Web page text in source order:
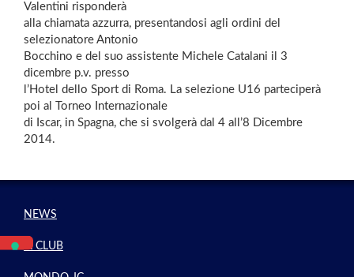
Valentini risponderà
alla chiamata azzurra, presentandosi agli ordini del
selezionatore Antonio
Bocchino e del suo assistente Michele Catalani il 3
dicembre p.v. presso
l’Hotel dello Sport di Roma. La selezione U16 parteciperà
poi al Torneo Internazionale
di Iscar, in Spagna, che si svolgerà dal 4 all’8 Dicembre
2014.
NEWS
IL CLUB